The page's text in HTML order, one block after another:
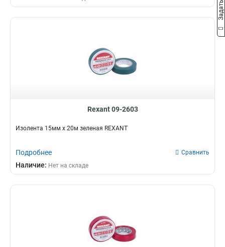
Rexant 09-2603
Изолента 15мм х 20м зеленая REXANT
Подробнее Сравнить
Наличие: Нет на складе